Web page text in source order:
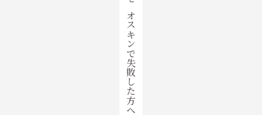
ゼオスキンで失敗した方へ